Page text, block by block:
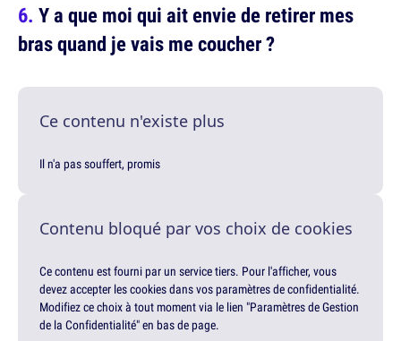
Y a que moi qui ait envie de retirer mes
bras quand je vais me coucher ?
Ce contenu n'existe plus
Il n'a pas souffert, promis
Contenu bloqué par vos choix de cookies
Ce contenu est fourni par un service tiers. Pour l'afficher, vous
devez accepter les cookies dans vos paramètres de confidentialité.
Modifiez ce choix à tout moment via le lien "Paramètres de Gestion
de la Confidentialité" en bas de page.